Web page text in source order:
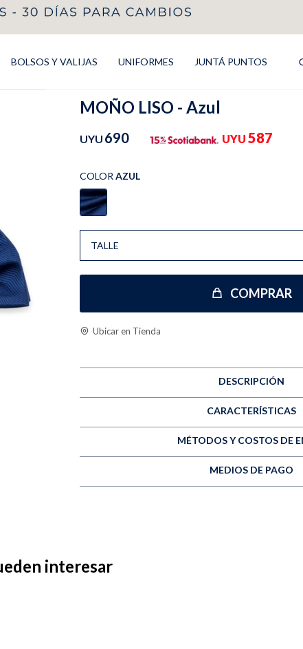
BOLSOS Y VALIJAS UNIFORMES JUNTÁ PUNTOS
MOÑO LISO - Azul
UYU 690 UYU 587
COLOR AZUL
TALLE
COMPRAR
Ubicar en Tienda
DESCRIPCIÓN
CARACTERÍSTICAS
MÉTODOS Y COSTOS DE
MEDIOS DE PAGO
interesar